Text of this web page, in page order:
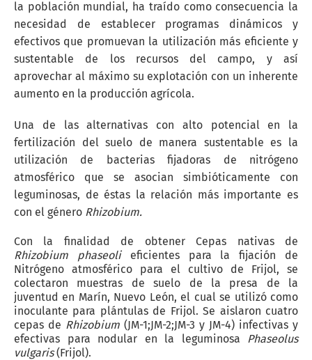
la población mundial, ha traído como consecuencia la
necesidad de establecer programas dinámicos y
efectivos que promuevan la utilización más eficiente y
sustentable de los recursos del campo, y así
aprovechar al máximo su explotación con un inherente
aumento en la producción agrícola.
Una de las alternativas con alto potencial en la
fertilización del suelo de manera sustentable es la
utilización de bacterias fijadoras de nitrógeno
atmosférico que se asocian simbióticamente con
leguminosas, de éstas la relación más importante es
con el género Rhizobium.
Con la finalidad de obtener Cepas nativas de
Rhizobium phaseolieficientes para la fijación de
Nitrógeno atmosférico para el cultivo de Frijol, se
colectaron muestras de suelo de la presa de la
juventud en Marín, Nuevo León, el cual se utilizó como
inoculante para plántulas de Frijol. Se aislaron cuatro
cepas de Rhizobium (JM-1;JM-2;JM-3 y JM-4) infectivas y
efectivas para nodular en la leguminosa Phaseolus
vulgaris(Frijol).